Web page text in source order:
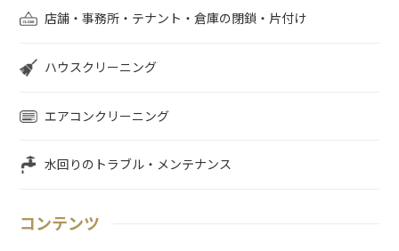
店舗・事務所・テナント・倉庫の閉鎖・片付け
ハウスクリーニング
エアコンクリーニング
水回りのトラブル・メンテナンス
コンテンツ